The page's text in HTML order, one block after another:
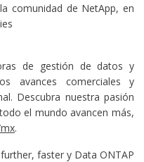
comunidad de NetApp, en
de gestión de datos y
avances comerciales y
Descubra nuestra pasión
el mundo avancen más,
.
faster y Data ONTAP